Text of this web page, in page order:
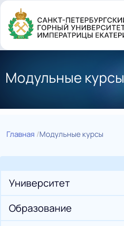
Перейти
основному
содержанию
Модульные курсы
Главная Модульные курсы
Университет
Образование